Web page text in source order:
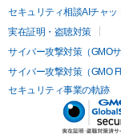
セキュリティ相談AIチャッ
実在証明・盗聴対策
サイバー攻撃対策（GMO
サイバー攻撃対策（GMO
セキュリティ事業の軌跡